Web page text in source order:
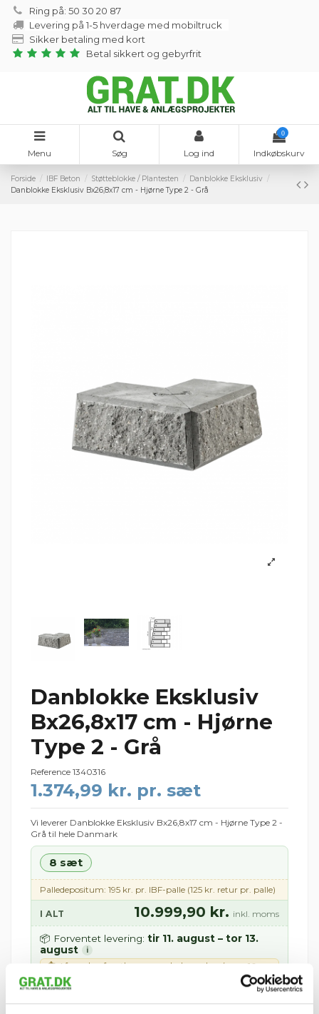
Ring på: 50 30 20 87
Levering på 1-5 hverdage med mobiltruck
Sikker betaling med kort
Betal sikkert og gebyrfrit
Menu Søg Log ind
0
Indkøbskurv
Forside IBF Beton Støtteblokke / Plantesten
Danblokke Eksklusiv
Danblokke Eksklusiv Bx26,8x17 cm - Hjørne Type 2 - Grå
Danblokke Eksklusiv
Bx26,8x17 cm - Hjørne
Type 2 - Grå
Reference 1340316
1.374,99 kr. pr. sæt
Vi leverer Danblokke Eksklusiv Bx26,8x17 cm - Hjørne Type 2 -
Grå til hele Danmark
8 sæt
Palledepositum: 195 kr. pr. IBF-palle (125 kr. retur pr. palle)
I ALT 10.999,90 kr. inkl. moms
📦 Forventet levering: tir 11. august – tor 13.
august
i
⏱ Afsendes førstkommende hverdag (man 10.
august)
medbringertruck/kran i kurven